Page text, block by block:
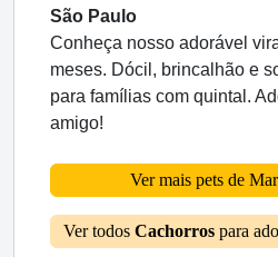
São Paulo
Conheça nosso adorável
meses. Dócil, brincalhão e
para famílias com quintal.
amigo!
Ver mais pets de
Ver todos Cachorros para